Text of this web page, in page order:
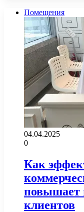
Помещения
04.04.2025
0
Как
повышает
клиентов